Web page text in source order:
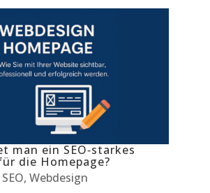
man ein SEO‑starkes
die Homepage?
SEO, Webdesign